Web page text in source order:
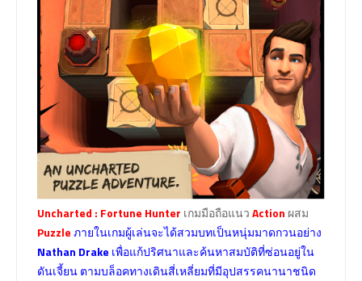
Uncharted : Fortune Hunter เกมมือถือแนวAction ผสม
Puzzleภายในเกมผู้เล่นจะได้สวมบทเป็นหนุ่มมาดกวนอย่าง
Nathan Drake เพื่อแก้ปริศนาและค้นหาสมบัติที่ซ่อนอยู่ใน
ดันเจี้ยน ตามบล็อคทางเดินสี่เหลี่ยมที่มีอุปสรรคนานาชนิด